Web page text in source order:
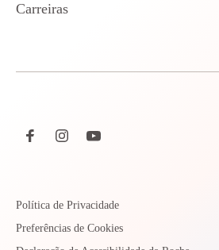
Carreiras
Política de Privacidade
Preferências de Cookies